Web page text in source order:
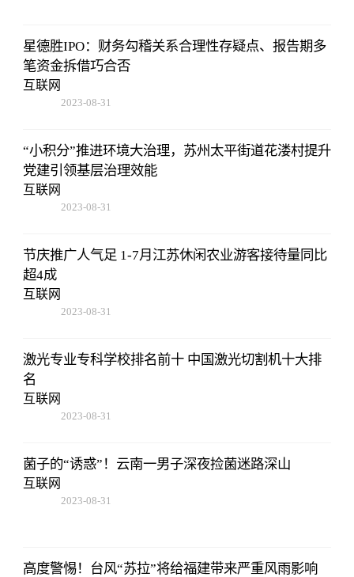
星德胜IPO：财务勾稽关系合理性存疑点、报告期多
笔资金拆借巧合否
互联网
2023-08-31
“小积分”推进环境大治理，苏州太平街道花溇村提升
党建引领基层治理效能
互联网
2023-08-31
节庆推广人气足 1-7月江苏休闲农业游客接待量同比
超4成
互联网
2023-08-31
激光专业专科学校排名前十 中国激光切割机十大排
名
互联网
2023-08-31
菌子的“诱惑”！云南一男子深夜捡菌迷路深山
互联网
2023-08-31
高度警惕！台风“苏拉”将给福建带来严重风雨影响